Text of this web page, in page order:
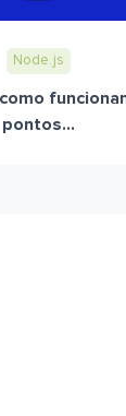
Node.js
pontos...